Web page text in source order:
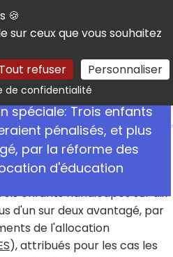
🍪
sur ceux que vous souhaitez
Tout refuser Personnaliser
de confidentialitéRechercher
spéciale: Trois enfants
pénalisés, et plus
par la réforme des
d'éducation
• Par Handicap.fr avec l'AFP
enfants handicapés sur dix
d'un sur deux avantagé, par
de l'allocation
), attribués pour les cas les